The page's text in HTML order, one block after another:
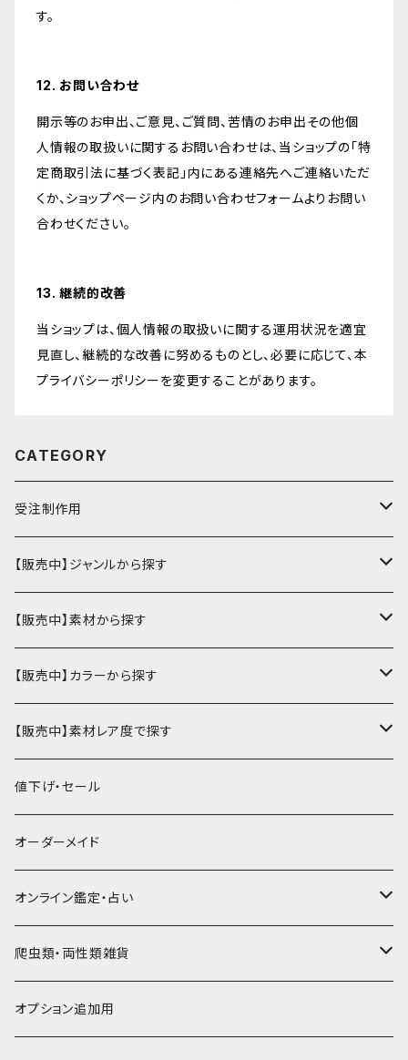
す。
12. お問い合わせ
開示等のお申出、ご意見、ご質問、苦情のお申出その他個
人情報の取扱いに関するお問い合わせは、当ショップの「特
定商取引法に基づく表記」内にある連絡先へご連絡いただ
くか、ショップページ内のお問い合わせフォームよりお問い
合わせください。
13. 継続的改善
当ショップは、個人情報の取扱いに関する運用状況を適宜
見直し、継続的な改善に努めるものとし、必要に応じて、本
プライバシーポリシーを変更することがあります。
CATEGORY
受注制作用
財布・小銭入れ
ミニ財布
ハーフ・二つ折り財布
名刺入れ・定期入れ
カードケース・名刺入れ
パスケース・定期入れ
ミニチュア・雑貨
ミニチュア
雑貨
キーケース・キーホルダー
キーケース
キーホルダー
その他革小物
コンドームケース
チュッパチャップスホルダー
タロットカードケース
もむのふの爬虫類グッズ屋さん
お名前カード
【販売中】ジャンルから探す
カードケース・名刺入れ
カードケース
レギュラー名刺入れ
パスケース・定期入れ
パスケース
切符・回数券ケース
財布・小銭入れ
ミニ財布
二つ折り・ハーフ財布
キーケース・キーホルダー
キーケース
キーホルダー
その他ケース
ペンケース
ようかんホルダー
ミニチュア・雑貨
ミニチュアブーツ
ミニチュアキャスケット
その他革小物
ソフトレザーポーチ
パッチワーク・つぎはぎ
【販売中】素材から探す
牛革
牛ヌメ
その他牛革
豚革
豚ヌメ
豚スエード
ヤギ革
ヤギヌメ
その他ヤギ革
羊革
馬革
馬ヌメ
コードバン
バッファロー革
駱駝革
【販売中】カラーから探す
ナチュラル（染色なし）
白系
黒系
茶系
こげ茶系
赤系
【販売中】素材レア度で探す
★★☆☆☆☆ 流通数、人気あり
★★★☆☆☆ 流通数少ない
★★★★☆☆ 希少素材、高価
★★★★★☆ かなりレア素材、高価！
★★★★★★ 最高ランク激レア高額素材！
値下げ・セール
オーダーメイド
オンライン鑑定・占い
タロット占い
ルーン占い
爬虫類・両性類雑貨
アイテムジャンルから探す
オプション追加用